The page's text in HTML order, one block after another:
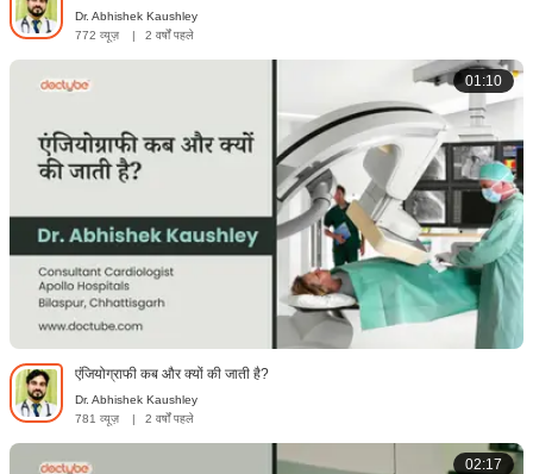
Dr. Abhishek Kaushley
772 व्यूज़
| 2 वर्षों पहले
01:10
एंजियोग्राफी कब और क्यों की जाती है?
Dr. Abhishek Kaushley
781 व्यूज़
| 2 वर्षों पहले
02:17